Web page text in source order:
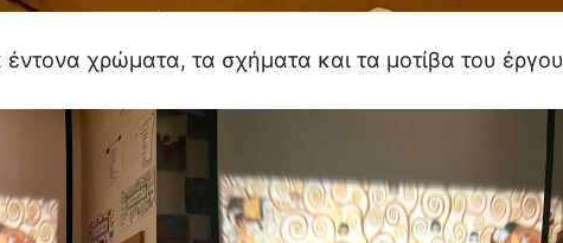
χρώματα, τα σχήματα και τα μοτίβα του έργου